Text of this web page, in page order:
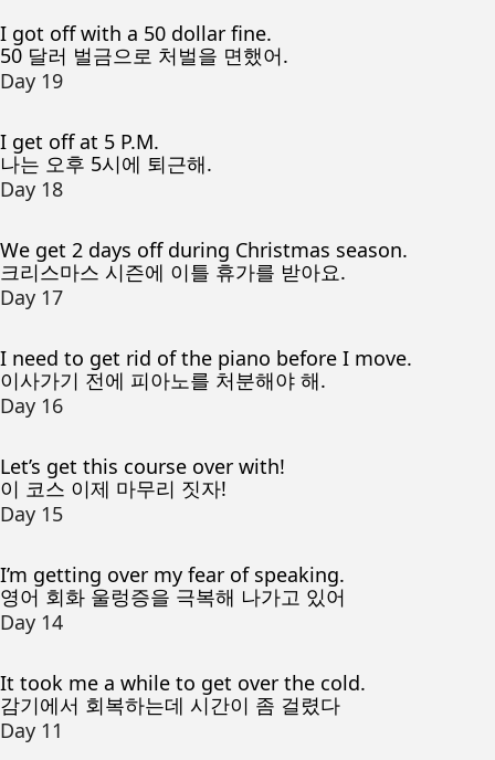
I got off with a 50 dollar fine.
50 달러 벌금으로 처벌을 면했어.
Day 19
I get off at 5 P.M.
나는 오후 5시에 퇴근해.
Day 18
We get 2 days off during Christmas season.
크리스마스 시즌에 이틀 휴가를 받아요.
Day 17
I need to get rid of the piano before I move.
이사가기 전에 피아노를 처분해야 해.
Day 16
Let’s get this course over with!
이 코스 이제 마무리 짓자!
Day 15
I’m getting over my fear of speaking.
영어 회화 울렁증을 극복해 나가고 있어
Day 14
It took me a while to get over the cold.
감기에서 회복하는데 시간이 좀 걸렸다
Day 11